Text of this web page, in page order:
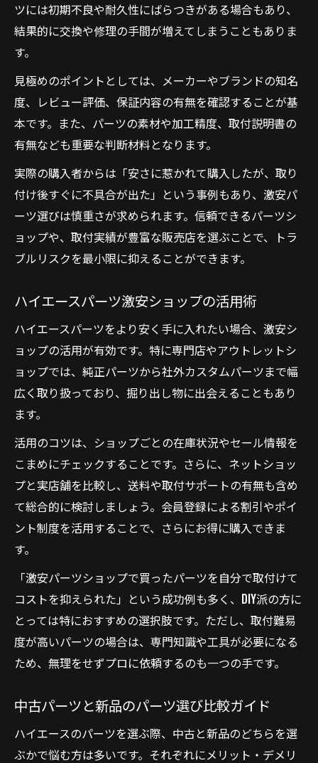
ツには初期不良や耐久性にばらつきがある場合もあり、
結果的に交換や修理の手間が増えてしまうこともありま
す。
見極めのポイントとしては、メーカーやブランドの知名
度、レビュー評価、保証内容の有無を確認することが基
本です。また、パーツの素材や加工精度、取付説明書の
有無なども重要な判断材料となります。
実際の購入者からは「安さに惹かれて購入したが、取り
付け後すぐに不具合が出た」という事例もあり、激安パ
ーツ選びは慎重さが求められます。信頼できるパーツシ
ョップや、取付実績が豊富な販売店を選ぶことで、トラ
ブルリスクを最小限に抑えることができます。
ハイエースパーツ激安ショップの活用術
ハイエースパーツをより安く手に入れたい場合、激安シ
ョップの活用が有効です。特に専門店やアウトレットシ
ョップでは、純正パーツから社外カスタムパーツまで幅
広く取り扱っており、掘り出し物に出会えることもあり
ます。
活用のコツは、ショップごとの在庫状況やセール情報を
こまめにチェックすることです。さらに、ネットショッ
プと実店舗を比較し、送料や取付サポートの有無も含め
て総合的に検討しましょう。会員登録による割引やポイ
ント制度を活用することで、さらにお得に購入できま
す。
「激安パーツショップで買ったパーツを自分で取付けて
コストを抑えられた」という成功例も多く、DIY派の方に
とっては特におすすめの選択肢です。ただし、取付難易
度が高いパーツの場合は、専門知識や工具が必要になる
ため、無理をせずプロに依頼するのも一つの手です。
中古パーツと新品のパーツ選び比較ガイド
ハイエースのパーツを選ぶ際、中古と新品のどちらを選
ぶかで悩む方は多いです。それぞれにメリット・デメリ